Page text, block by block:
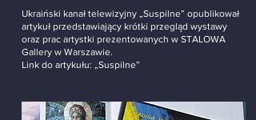
Ukraiński kanał telewizyjny „Suspilne” opublikował
artykuł przedstawiający krótki przegląd wystawy
oraz prac artystki prezentowanych w STALOWA
Gallery w Warszawie.
Link do artykułu: „Suspilne”